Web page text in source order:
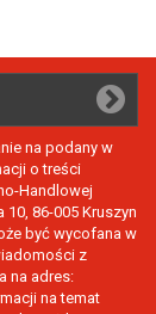
na podany w
o treści
Handlowej
10, 86-005 Kruszyn
być wycofana w
z
na adres:
na temat